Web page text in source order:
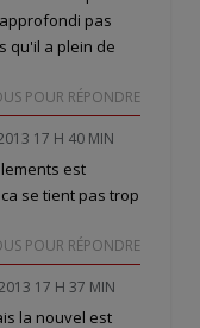
pas
qu'il a plein de
POUR RÉPONDRE
17 H 40 MIN
est
se tient pas trop
POUR RÉPONDRE
17 H 37 MIN
la nouvel est